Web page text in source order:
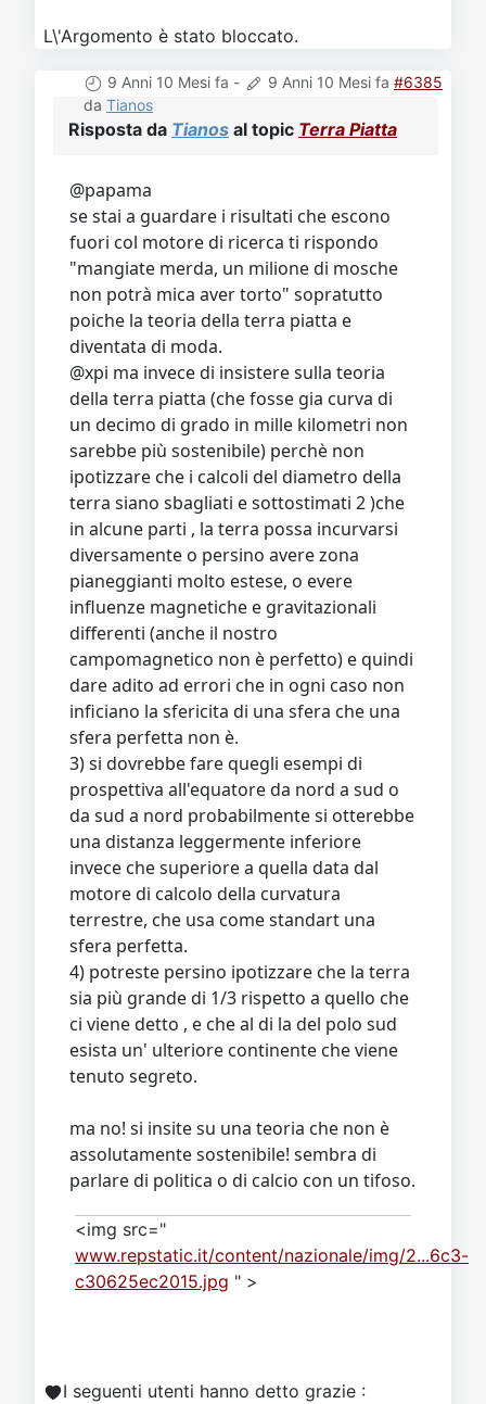
L\'Argomento è stato bloccato.
9 Anni 10 Mesi fa - 9 Anni 10 Mesi fa #6385
da Tianos
Risposta da Tianos al topic Terra Piatta
@papama
se stai a guardare i risultati che escono
fuori col motore di ricerca ti rispondo
"mangiate merda, un milione di mosche
non potrà mica aver torto" sopratutto
poiche la teoria della terra piatta e
diventata di moda.
@xpi ma invece di insistere sulla teoria
della terra piatta (che fosse gia curva di
un decimo di grado in mille kilometri non
sarebbe più sostenibile) perchè non
ipotizzare che i calcoli del diametro della
terra siano sbagliati e sottostimati 2 )che
in alcune parti , la terra possa incurvarsi
diversamente o persino avere zona
pianeggianti molto estese, o evere
influenze magnetiche e gravitazionali
differenti (anche il nostro
campomagnetico non è perfetto) e quindi
dare adito ad errori che in ogni caso non
inficiano la sfericita di una sfera che una
sfera perfetta non è.
3) si dovrebbe fare quegli esempi di
prospettiva all'equatore da nord a sud o
da sud a nord probabilmente si otterebbe
una distanza leggermente inferiore
invece che superiore a quella data dal
motore di calcolo della curvatura
terrestre, che usa come standart una
sfera perfetta.
4) potreste persino ipotizzare che la terra
sia più grande di 1/3 rispetto a quello che
ci viene detto , e che al di la del polo sud
esista un' ulteriore continente che viene
tenuto segreto.
ma no! si insite su una teoria che non è
assolutamente sostenibile! sembra di
parlare di politica o di calcio con un tifoso.
<img src="
www.repstatic.it/content/nazionale/img/2...6c3-
c30625ec2015.jpg " >
I seguenti utenti hanno detto grazie :